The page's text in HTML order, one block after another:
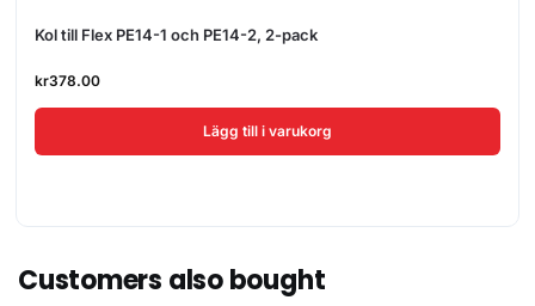
Kol till Flex PE14-1 och PE14-2, 2-pack
kr378.00
Lägg till i varukorg
Customers also bought